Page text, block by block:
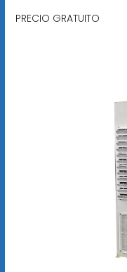
PRECIO GRATUITO